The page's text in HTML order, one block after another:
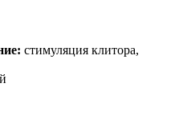
стимуляция клитора,